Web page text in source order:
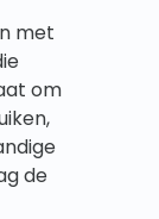
met
om
de